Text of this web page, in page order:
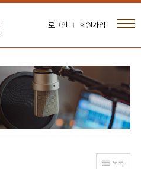
로그인 회원가입
목록